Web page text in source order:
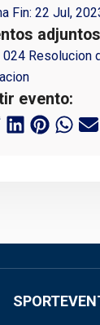
Fin: 22 Jul,
024 Resolucion
evento: